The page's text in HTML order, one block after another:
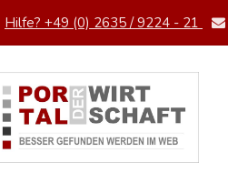
Hilfe? +49 (0) 2635 / 9224 - 21